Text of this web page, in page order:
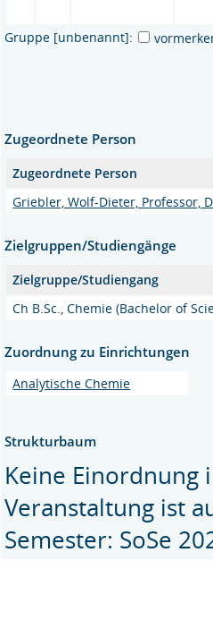
Gruppe [unbenannt]:
Zugeordnete Person
Zugeordnete Person
Griebler, Wolf-Dieter, Professor,
Zielgruppen/Studiengänge
Zielgruppe/Studiengang
Ch B.Sc., Chemie (Bachelor of
Zuordnung zu Einrichtungen
Analytische Chemie
Strukturbaum
Keine Einordnung
Veranstaltung ist
Semester: SoSe